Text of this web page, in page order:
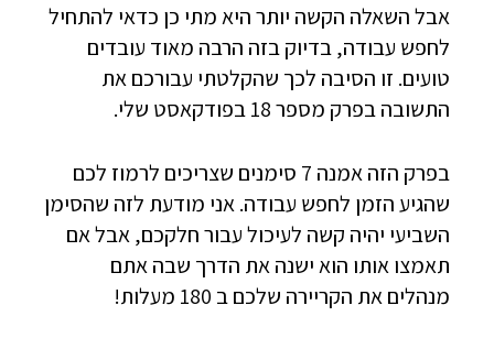
אבל השאלה הקשה יותר היא מתי כן כדאי להתחיל
לחפש עבודה, בדיוק בזה הרבה מאוד עובדים
טועים. זו הסיבה לכך שהקלטתי עבורכם את
התשובה בפרק מספר 18 בפודקאסט שלי.
בפרק הזה אמנה 7 סימנים שצריכים לרמוז לכם
שהגיע הזמן לחפש עבודה. אני מודעת לזה שהסימן
השביעי יהיה קשה לעיכול עבור חלקכם, אבל אם
תאמצו אותו הוא ישנה את הדרך שבה אתם
מנהלים את הקריירה שלכם ב 180 מעלות!